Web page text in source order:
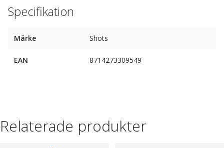
Specifikation
Märke Shots
EAN 8714273309549
Relaterade produkter